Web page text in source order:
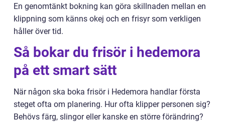
En genomtänkt bokning kan göra skillnaden mellan en
klippning som känns okej och en frisyr som verkligen
håller över tid.
Så bokar du frisör i hedemora
på ett smart sätt
När någon ska boka frisör i Hedemora handlar första
steget ofta om planering. Hur ofta klipper personen sig?
Behövs färg, slingor eller kanske en större förändring?